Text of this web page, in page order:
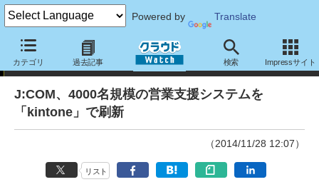
Powered by Translate
カテゴリ 過去記事 検索 Impressサイト
ニュース
J:COM、4000名規模の営業支援システムを
「kintone」で刷新
（2014/11/28 12:07）
リスト